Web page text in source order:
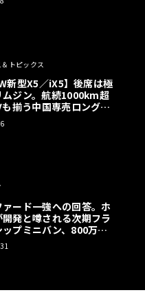
トピックス
新型X5／iX5】後席は極
ムジン。航続1000km超
も揃う中国専売ロング仕
ァード一強への回答。ホ
開発と噂される次期フラ
ップミニバン、800万円
【予想CG】